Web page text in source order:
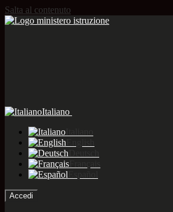
Salta al contenuto
Italiano
Accedi